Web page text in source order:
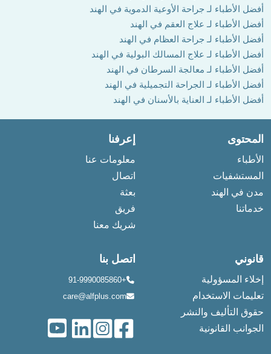
أفضل الأطباء لـ جراحة الأوعية الدموية في الهند
أفضل الأطباء لـ علاج العقم في الهند
أفضل الأطباء لـ جراحة العظام في الهند
أفضل الأطباء لـ علاج المسالك البولية في الهند
أفضل الأطباء لـ معالجة السرطان في الهند
أفضل الأطباء لـ الجراحة التجميلية في الهند
أفضل الأطباء لـ العناية بالأسنان في الهند
المحتوى
الأطباء
المستشفيات
مدن في الهند
خدماتنا
إعرفنا
معلومات عنا
اتصال
بعثة
فريق
شريك معنا
قانوني
إخلاء المسؤولية
تعليمات الاستخدام
حقوق التأليف والنشر
الجوانب القانونية
اتصل بنا
+91-9990085860
care@alfplus.com